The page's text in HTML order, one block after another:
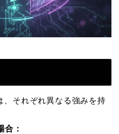
それぞれ異なる強みを持
：